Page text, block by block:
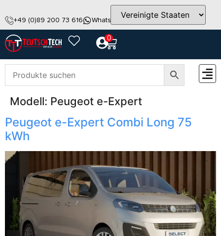
+49 (0)89 200 73 616 WhatsApp info@teutschtech.com
0
Modell: Peugeot e-Expert
Peugeot e-Expert Combi Long 75
kWh